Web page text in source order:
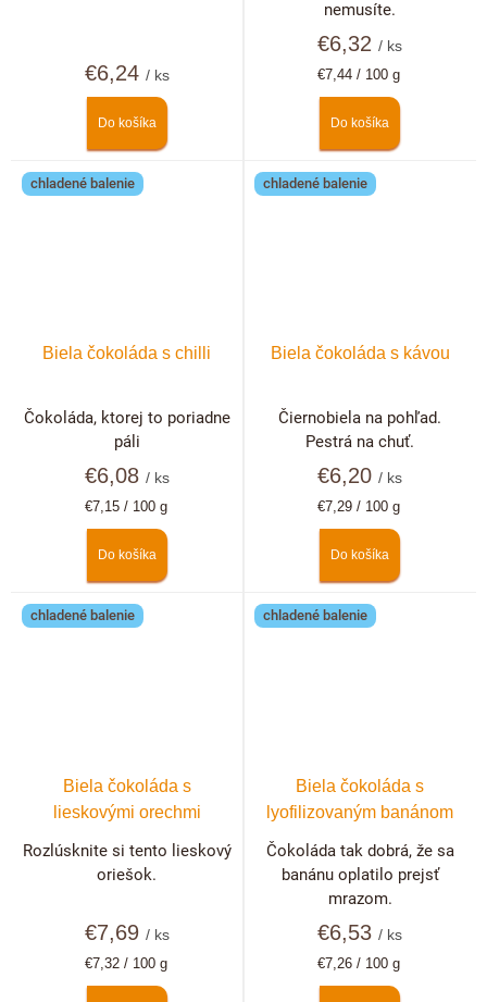
€6,24 / ks
Do košíka
€6,32/ ks
Jednotková
€7,44 / 100 g
Do košíka
nemusíte.
chladené balenie
Biela čokoláda s chilli
€6,08 / ks
Jednotková
€7,15 / 100 g
Do košíka
Čokoláda, ktorej to poriadne
páli
chladené balenie
Biela čokoláda s kávou
€6,20/ ks
Jednotková
€7,29 / 100 g
Do košíka
Čiernobiela na pohľad.
Pestrá na chuť.
chladené balenie
Biela čokoláda s
lieskovými orechmi
€7,69 / ks
Jednotková
€7,32 / 100 g
Rozlúsknite si tento lieskový
oriešok.
chladené balenie
Biela čokoláda s
lyofilizovaným banánom
€6,53/ ks
Jednotková
€7,26 / 100 g
Čokoláda tak dobrá, že sa
banánu oplatilo prejsť
mrazom.